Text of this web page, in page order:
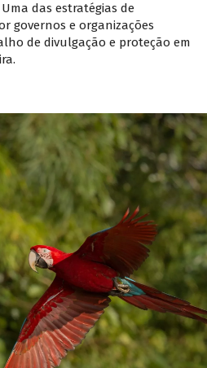
das estratégias de
governos e organizações
de divulgação e proteção em